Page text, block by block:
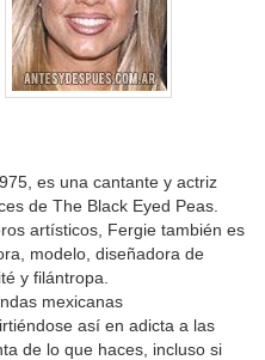
es una cantante y actriz
de The Black Eyed Peas.
artísticos, Fergie también es
modelo, diseñadora de
y filántropa.
mexicanas
así en adicta a las
de lo que haces, incluso si